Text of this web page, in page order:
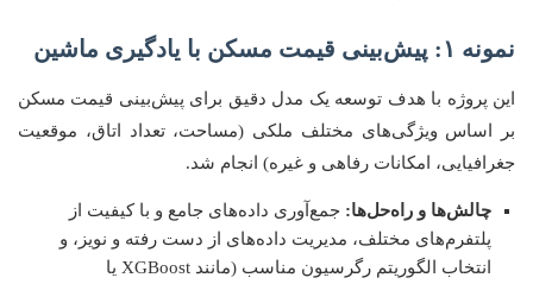
نمونه ۱: پیش‌بینی قیمت مسکن با یادگیری ماشین
این پروژه با هدف توسعه یک مدل دقیق برای پیش‌بینی قیمت مسکن
بر اساس ویژگی‌های مختلف ملکی (مساحت، تعداد اتاق، موقعیت
جغرافیایی، امکانات رفاهی و غیره) انجام شد.
چالش‌ها و راه‌حل‌ها: جمع‌آوری داده‌های جامع و با کیفیت از
پلتفرم‌های مختلف، مدیریت داده‌های از دست رفته و نویز، و
انتخاب الگوریتم رگرسیون مناسب (مانند XGBoost یا